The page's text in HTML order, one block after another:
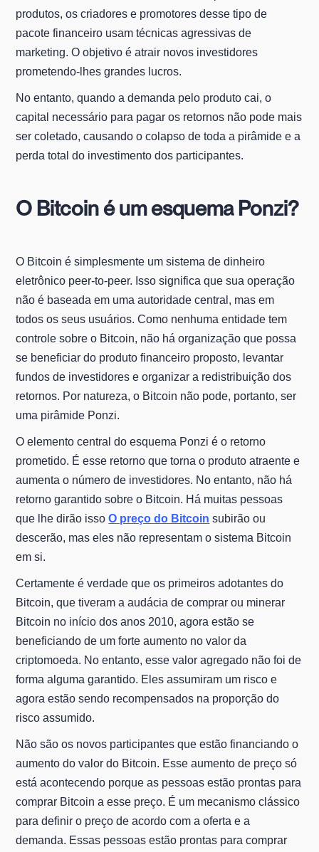
produtos, os criadores e promotores desse tipo de
pacote financeiro usam técnicas agressivas de
marketing. O objetivo é atrair novos investidores
prometendo-lhes grandes lucros.
No entanto, quando a demanda pelo produto cai, o
capital necessário para pagar os retornos não pode mais
ser coletado, causando o colapso de toda a pirâmide e a
perda total do investimento dos participantes.
O Bitcoin é um esquema Ponzi?
O Bitcoin é simplesmente um sistema de dinheiro
eletrônico peer-to-peer. Isso significa que sua operação
não é baseada em uma autoridade central, mas em
todos os seus usuários. Como nenhuma entidade tem
controle sobre o Bitcoin, não há organização que possa
se beneficiar do produto financeiro proposto, levantar
fundos de investidores e organizar a redistribuição dos
retornos. Por natureza, o Bitcoin não pode, portanto, ser
uma pirâmide Ponzi.
O elemento central do esquema Ponzi é o retorno
prometido. É esse retorno que torna o produto atraente e
aumenta o número de investidores. No entanto, não há
retorno garantido sobre o Bitcoin. Há muitas pessoas
que lhe dirão issoO preço do Bitcoin subirão ou
descerão, mas eles não representam o sistema Bitcoin
em si.
Certamente é verdade que os primeiros adotantes do
Bitcoin, que tiveram a audácia de comprar ou minerar
Bitcoin no início dos anos 2010, agora estão se
beneficiando de um forte aumento no valor da
criptomoeda. No entanto, esse valor agregado não foi de
forma alguma garantido. Eles assumiram um risco e
agora estão sendo recompensados na proporção do
risco assumido.
Não são os novos participantes que estão financiando o
aumento do valor do Bitcoin. Esse aumento de preço só
está acontecendo porque as pessoas estão prontas para
comprar Bitcoin a esse preço. É um mecanismo clássico
para definir o preço de acordo com a oferta e a
demanda. Essas pessoas estão prontas para comprar